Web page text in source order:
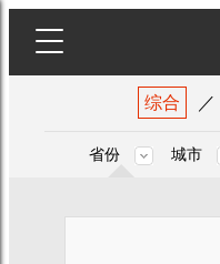
综合 ／
省份 城市